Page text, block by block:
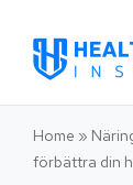
Home »
förbättra din